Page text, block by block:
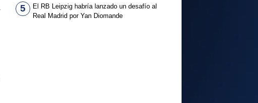
5
El RB Leipzig habría lanzado un desafío al
Real Madrid por Yan Diomande